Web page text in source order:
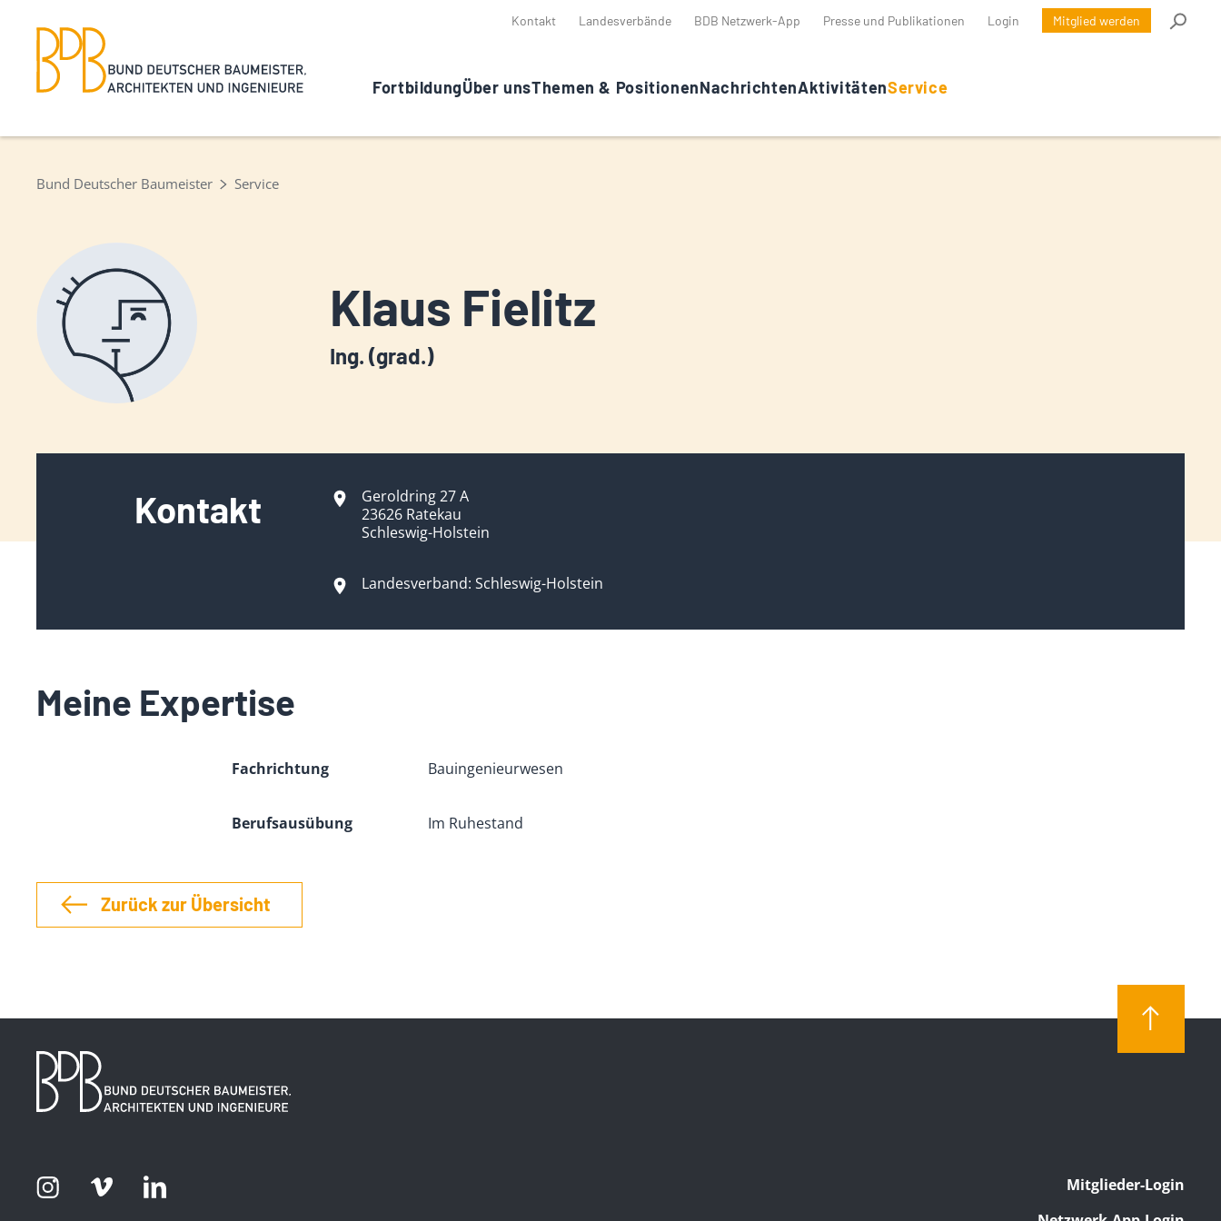
Kontakt Landesverbände BDB Netzwerk-App Presse und Publikationen Login Mitglied werden
FortbildungÜber unsThemen & PositionenNachrichtenAktivitätenService
Bund Deutscher Baumeister Service
Klaus Fielitz
Ing. (grad.)
Kontakt
Geroldring 27 A
23626 Ratekau
Schleswig-Holstein
Landesverband: Schleswig-Holstein
Meine Expertise
Fachrichtung Bauingenieurwesen
Berufsausübung Im Ruhestand
Zurück zur Übersicht
Mitglieder-Login